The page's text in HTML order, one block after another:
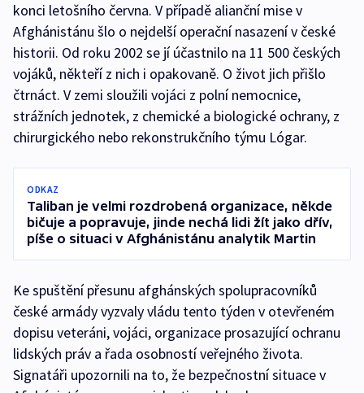
konci letošního června. V případě alianční mise v
Afghánistánu šlo o nejdelší operační nasazení v české
historii. Od roku 2002 se jí účastnilo na 11 500 českých
vojáků, někteří z nich i opakovaně. O život jich přišlo
čtrnáct. V zemi sloužili vojáci z polní nemocnice,
strážních jednotek, z chemické a biologické ochrany, z
chirurgického nebo rekonstrukčního týmu Lógar.
ODKAZ
Taliban je velmi rozdrobená organizace, někde
bičuje a popravuje, jinde nechá lidi žít jako dřív,
píše o situaci v Afghánistánu analytik Martin
Ke spuštění přesunu afghánských spolupracovníků
české armády vyzvaly vládu tento týden v otevřeném
dopisu veteráni, vojáci, organizace prosazující ochranu
lidských práv a řada osobností veřejného života.
Signatáři upozornili na to, že bezpečnostní situace v